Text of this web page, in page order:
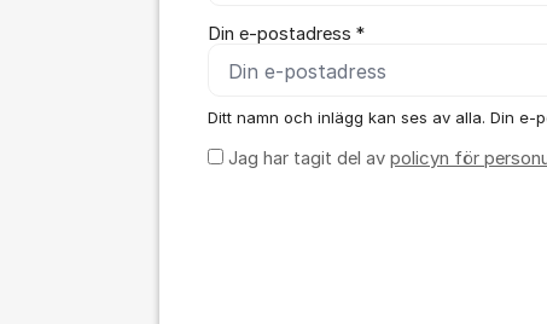
Din e-postadress *
Ditt namn och inlägg kan ses av alla. Din e-
Jag har tagit del av policyn för